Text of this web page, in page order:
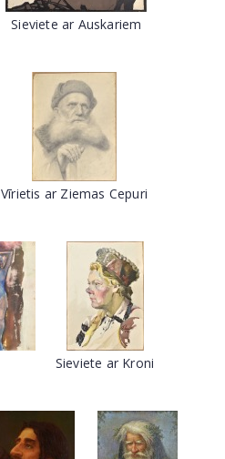
Sieviete ar Auskariem
Vīrietis ar Ziemas Cepuri
Sieviete ar Kroni